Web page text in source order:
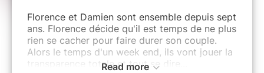
Florence et Damien sont ensemble depuis sept
ans. Florence décide qu'il est temps de ne plus
rien se cacher pour faire durer son couple.
Alors le temps d'un week end, ils vont jouer la
transparence totale et tout se dire...
Read more